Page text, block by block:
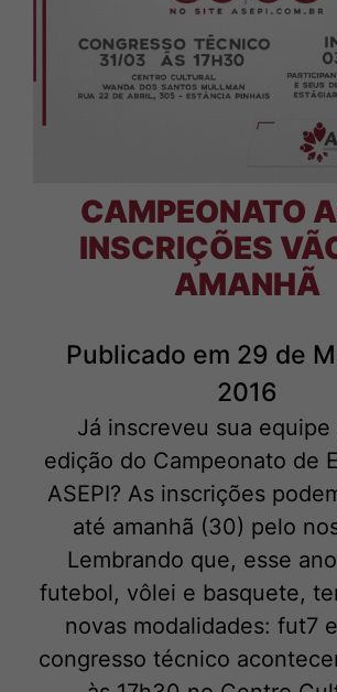
CAMPEONATO
INSCRIÇÕES
AMANHÃ
Publicado em 29 de
2016
Já inscreveu sua equipe
edição do Campeonato de
ASEPI? As inscrições
até amanhã (30) pelo
Lembrando que, esse
futebol, vôlei e basquete,
novas modalidades: fut7
congresso técnico